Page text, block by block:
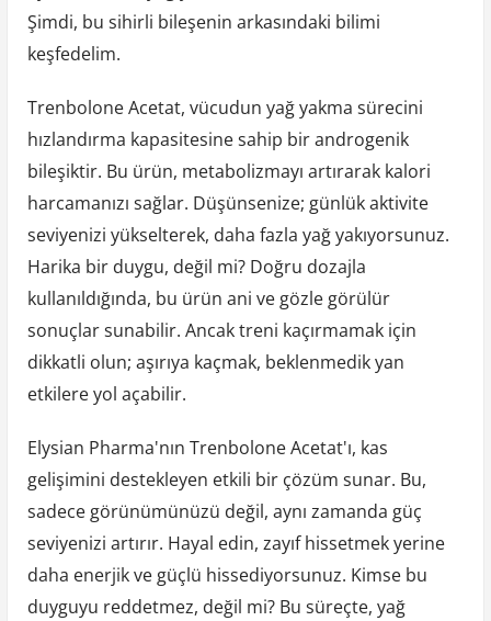
Şimdi, bu sihirli bileşenin arkasındaki bilimi
keşfedelim.
Trenbolone Acetat, vücudun yağ yakma sürecini
hızlandırma kapasitesine sahip bir androgenik
bileşiktir. Bu ürün, metabolizmayı artırarak kalori
harcamanızı sağlar. Düşünsenize; günlük aktivite
seviyenizi yükselterek, daha fazla yağ yakıyorsunuz.
Harika bir duygu, değil mi? Doğru dozajla
kullanıldığında, bu ürün ani ve gözle görülür
sonuçlar sunabilir. Ancak treni kaçırmamak için
dikkatli olun; aşırıya kaçmak, beklenmedik yan
etkilere yol açabilir.
Elysian Pharma'nın Trenbolone Acetat'ı, kas
gelişimini destekleyen etkili bir çözüm sunar. Bu,
sadece görünümünüzü değil, aynı zamanda güç
seviyenizi artırır. Hayal edin, zayıf hissetmek yerine
daha enerjik ve güçlü hissediyorsunuz. Kimse bu
duyguyu reddetmez, değil mi? Bu süreçte, yağ